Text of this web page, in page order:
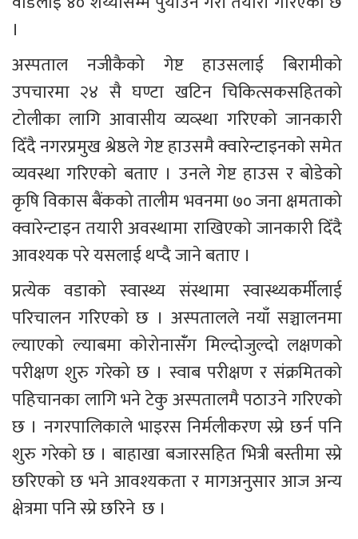
।
अस्पताल नजीकैको गेष्ट हाउसलाई बिरामीको
उपचारमा २४ सै घण्टा खटिन चिकित्सकसहितको
टोलीका लागि आवासीय व्यव्स्था गरिएको जानकारी
दिँदै नगरप्रमुख श्रेष्ठले गेष्ट हाउसमै क्वारेन्टाइनको समेत
व्यवस्था गरिएको बताए । उनले गेष्ट हाउस र बोडेको
कृषि विकास बैंकको तालीम भवनमा ७० जना क्षमताको
क्वारेन्टाइन तयारी अवस्थामा राखिएको जानकारी दिँदै
आवश्यक परे यसलाई थप्दै जाने बताए ।
प्रत्येक वडाको स्वास्थ्य संस्थामा स्वास्थ्यकर्मीलाई
परिचालन गरिएको छ । अस्पतालले नयाँ सञ्चालनमा
ल्याएको ल्याबमा कोरोनासंँग मिल्दोजुल्दो लक्षणको
परीक्षण शुरु गरेको छ । स्वाब परीक्षण र संक्रमितको
पहिचानका लागि भने टेकु अस्पतालमै पठाउने गरिएको
छ । नगरपालिकाले भाइरस निर्मलीकरण स्प्रे छर्न पनि
शुरु गरेको छ । बाहाखा बजारसहित भित्री बस्तीमा स्प्रे
छरिएको छ भने आवश्यकता र मागअनुसार आज अन्य
क्षेत्रमा पनि स्प्रे छरिने  छ ।